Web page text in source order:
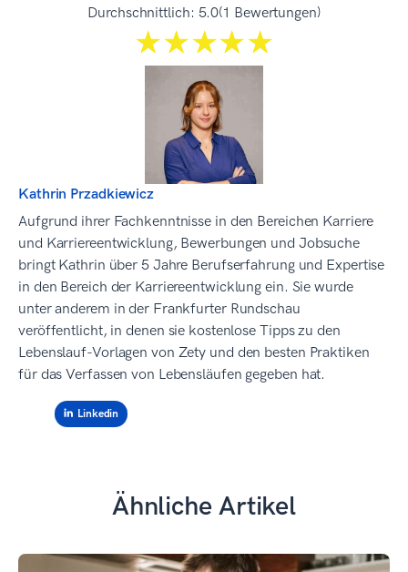
Durchschnittlich: 5.0(1 Bewertungen)
☆☆☆☆☆
★★★★★
Kathrin Przadkiewicz
Aufgrund ihrer Fachkenntnisse in den Bereichen Karriere
und Karriereentwicklung, Bewerbungen und Jobsuche
bringt Kathrin über 5 Jahre Berufserfahrung und Expertise
in den Bereich der Karriereentwicklung ein. Sie wurde
unter anderem in der Frankfurter Rundschau
veröffentlicht, in denen sie kostenlose Tipps zu den
Lebenslauf-Vorlagen von Zety und den besten Praktiken
für das Verfassen von Lebensläufen gegeben hat.
Linkedin
Ähnliche Artikel